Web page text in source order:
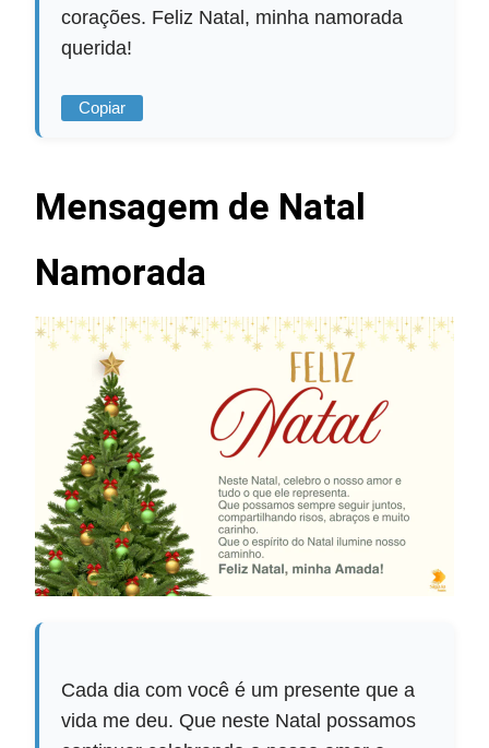
corações. Feliz Natal, minha namorada
querida!
Copiar
Mensagem de Natal
Namorada
Cada dia com você é um presente que a
vida me deu. Que neste Natal possamos